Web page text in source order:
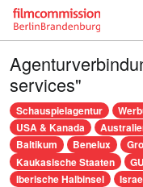
services"
Schauspielagentur
USA & Kanada
Baltikum
Benelux
Kaukasische Staaten
Iberische Halbinsel